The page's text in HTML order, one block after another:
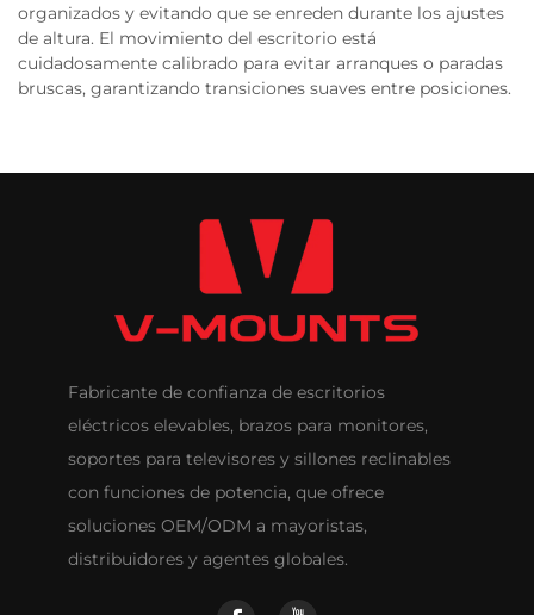
organizados y evitando que se enreden durante los ajustes
de altura. El movimiento del escritorio está
cuidadosamente calibrado para evitar arranques o paradas
bruscas, garantizando transiciones suaves entre posiciones.
Fabricante de confianza de escritorios
eléctricos elevables, brazos para monitores,
soportes para televisores y sillones reclinables
con funciones de potencia, que ofrece
soluciones OEM/ODM a mayoristas,
distribuidores y agentes globales.